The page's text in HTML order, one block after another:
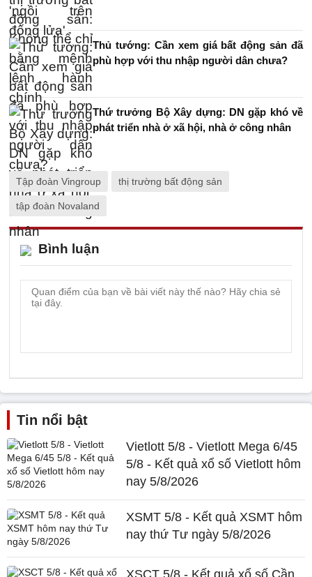
Thủ tướng: Cần xem giá bất động sản đã
phù hợp với thu nhập người dân chưa?
Thứ trưởng Bộ Xây dựng: DN gặp khó về
phát triển nhà ở xã hội, nhà ở công nhân
Tập đoàn Vingroup thị trường bất động sản
tập đoàn Novaland
Bình luận
Tin nổi bật
Vietlott 5/8 - Vietlott Mega 6/45
5/8 - Kết quả xổ số Vietlott hôm
nay 5/8/2026
XSMT 5/8 - Kết quả XSMT hôm
nay thứ Tư ngày 5/8/2026
XSCT 5/8 - Kết quả xổ số Cần